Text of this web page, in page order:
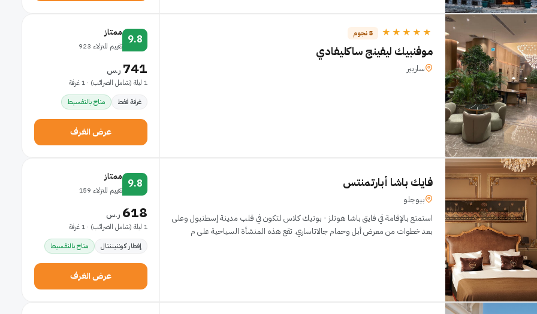
★★★★★ 5 نجوم
موفنبيك ليفينج ساكليفادي
ساريير
9.8
ممتاز
تقييم للنزلاء 923
741 ر.س
1 ليلة (شامل الضرائب) · 1 غرفة
غرفة فقط
متاح بالتقسيط
عرض الغرف
فايك باشا أبارتمنتس
بيوجلو
استمتع بالإقامة في فايق باشا هوتلز - بوتيك كلاس لتكون في قلب مدينة إسطنبول وعلى
بعد خطوات من معرض أبل وحمام جالاتاساري. تقع هذه المنشأة السياحية على م
9.8
ممتاز
تقييم للنزلاء 159
618 ر.س
1 ليلة (شامل الضرائب) · 1 غرفة
إفطار كونتيننتال
متاح بالتقسيط
عرض الغرف